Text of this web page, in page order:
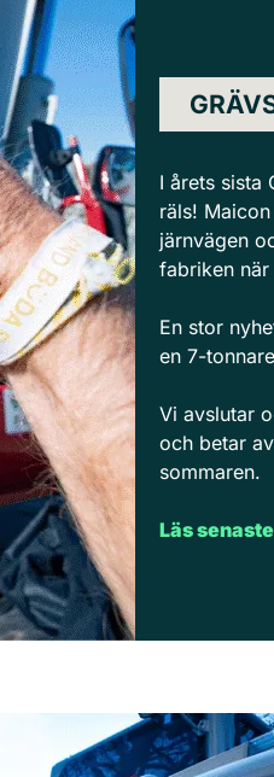
I årets sista
räls!
järnvägen
fabriken när
En stor
en 7-
Vi avslutar
och betar
sommaren.
Läs